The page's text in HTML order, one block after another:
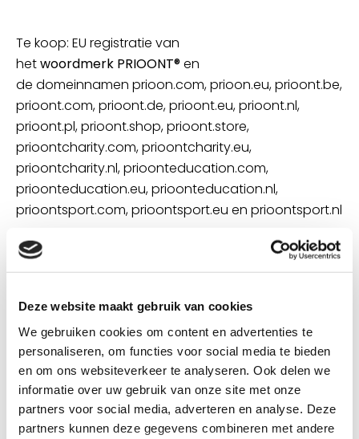
Deze website maakt gebruik van cookies
We gebruiken cookies om content en advertenties te
personaliseren, om functies voor social media te bieden
en om ons websiteverkeer te analyseren. Ook delen we
informatie over uw gebruik van onze site met onze
partners voor social media, adverteren en analyse. Deze
partners kunnen deze gegevens combineren met andere
Te koop: EU registratie van
hetwoordmerk PRIOONT®en
de domeinnamen prioon.com, prioon.eu, prioont.be,
prioont.com, prioont.de, prioont.eu, prioont.nl,
prioont.pl, prioont.shop, prioont.store,
prioontcharity.com, prioontcharity.eu,
prioontcharity.nl, prioonteducation.com,
prioonteducation.eu, prioonteducation.nl,
prioontsport.com, prioontsport.eu en prioontsport.nl
Prijs merk:
Heb je interesse in dit merk en domeinnamen? Neem
dan contact met ons op.